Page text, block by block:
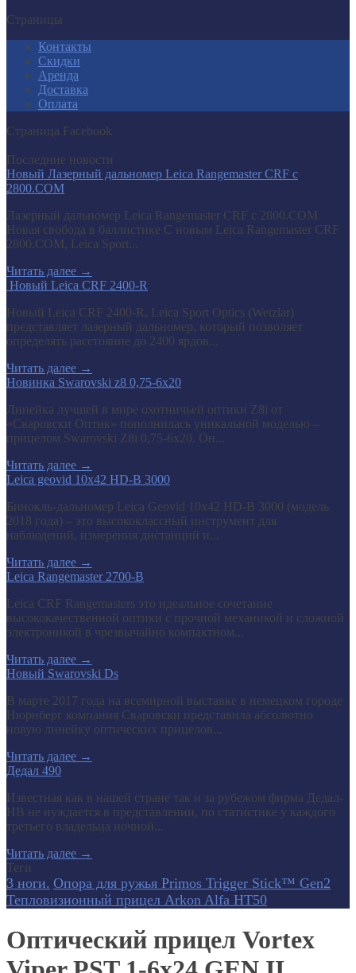
Страницы
Контакты
Скидки
Аренда
Доставка
Оплата
Страница Facebook
Последние новости
Новый Лазерный дальномер Leica Rangemaster CRF с
2800.COM
Лазерный дальномер Leica Rangemaster CRF с 2800.COM
Новая свобода в баллистике С новым Leica Rangemaster CRF
2800.COM, Leica Sport...
Читать далее →
​ Новый Leica CRF 2400-R
Новый Leica CRF 2400-R, Leica Sport Optics (Wetzlar)
представляет лазерный дальномер, который позволяет
определять расстояние до 2400 ярдов...
Читать далее →
Новинка Swarovski z8 0,75-6x20
Линейка лучшей в мире охотничьей оптики Z8i от
«Сваровски Оптик» пополнилась уникальной моделью –
прицелом Swarovski Z8i 0,75-6x20. Он...
Читать далее →
Leica geovid 10x42 HD-B 3000
Бинокль-дальномер Leica Geovid 10x42 HD-В 3000 (модель
2018 года) – это высококлассный инструмент для
наблюдений, измерения дистанций и...
Читать далее →
Leica Rangemaster 2700-B
Leica CRF Rangemasters это идеальное сочетание
высококачественной оптики с прочной механикой и сложной
электроникой в чрезвычайно компактном...
Читать далее →
Новый Swarovski Ds
В марте 2017 года на всемирной выставке в немецком городе
Нюрнберг компания Сваровски представила абсолютно
новую линейку оптических прицелов...
Читать далее →
Дедал 490
Известная как в нашей стране так и за рубежом фирма Дедал-
НВ не нуждается в представлении, по статистике у каждого
третьего владельца ночной...
Читать далее →
Теги
3 ноги. Опора для ружья Primos Trigger Stick™ Gen2
Тепловизионный прицел Arkon Alfa HT50
Оптический прицел Vortex